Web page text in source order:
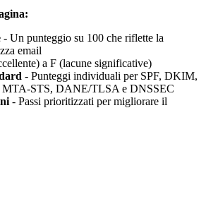
- Un punteggio su 100 che riflette la
email
a F (lacune significative)
- Punteggi individuali per SPF, DKIM,
STS, DANE/TLSA e DNSSEC
- Passi prioritizzati per migliorare il